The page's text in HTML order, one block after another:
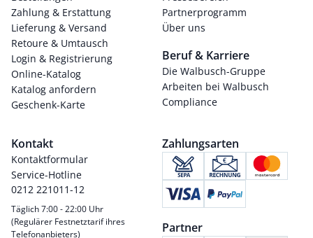
Zahlung & Erstattung
Lieferung & Versand
Retoure & Umtausch
Login & Registrierung
Online-Katalog
Katalog anfordern
Geschenk-Karte
Partnerprogramm
Über uns
Beruf & Karriere
Die Walbusch-Gruppe
Arbeiten bei Walbusch
Compliance
Kontakt
Kontaktformular
Service-Hotline
0212 221011-12
Täglich 7:00 - 22:00 Uhr
(Regulärer Festnetztarif ihres
Telefonanbieters)
Zahlungsarten
Partner